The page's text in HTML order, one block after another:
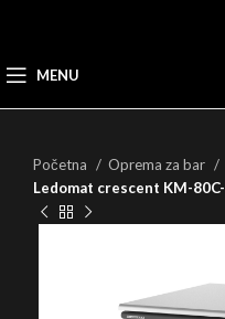
MENU
Početna Oprema za bar
Ledomat crescent KM-